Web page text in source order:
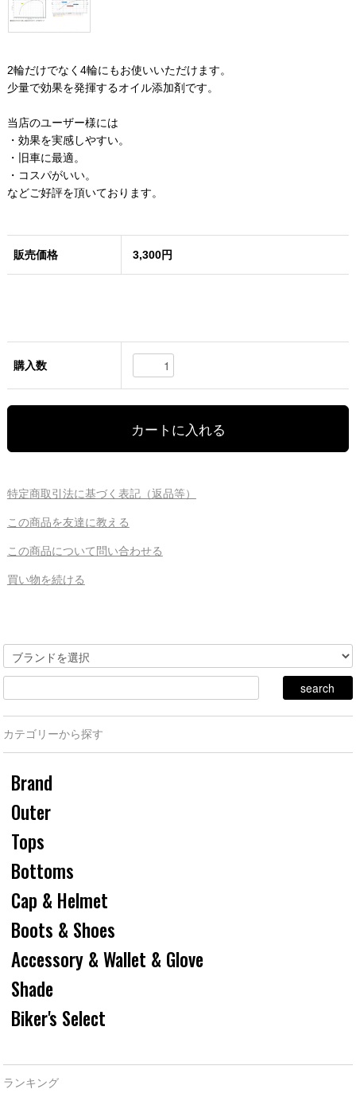
2輪だけでなく4輪にもお使いいただけます。
少量で効果を発揮するオイル添加剤です。
当店のユーザー様には
・効果を実感しやすい。
・旧車に最適。
・コスパがいい。
などご好評を頂いております。
販売価格 3,300円
購入数
特定商取引法に基づく表記（返品等）
この商品を友達に教える
この商品について問い合わせる
買い物を続ける
カテゴリーから探す
Brand
Outer
Tops
Bottoms
Cap & Helmet
Boots & Shoes
Accessory & Wallet & Glove
Shade
Biker's Select
ランキング